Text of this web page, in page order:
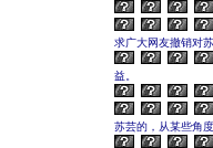
求广大网友撤销对
益。
苏芸的，从某些角